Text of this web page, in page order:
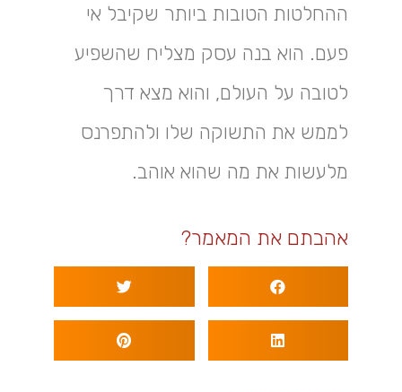
ההחלטות הטובות ביותר שקיבל אי
פעם. הוא בנה עסק מצליח שהשפיע
לטובה על העולם, והוא מצא דרך
לממש את התשוקה שלו ולהתפרנס
מלעשות את מה שהוא אוהב.
אהבתם את המאמר?